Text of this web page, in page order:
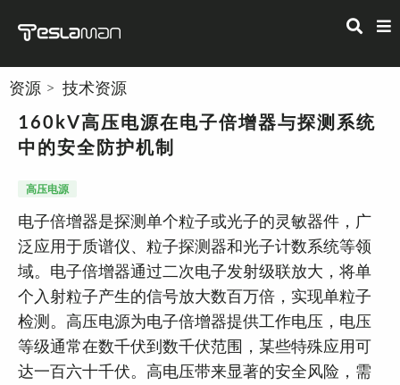
资源 技术资源
160kV高压电源在电子倍增器与探测系统
中的安全防护机制
高压电源
电子倍增器是探测单个粒子或光子的灵敏器件，广
泛应用于质谱仪、粒子探测器和光子计数系统等领
域。电子倍增器通过二次电子发射级联放大，将单
个入射粒子产生的信号放大数百万倍，实现单粒子
检测。高压电源为电子倍增器提供工作电压，电压
等级通常在数千伏到数千伏范围，某些特殊应用可
达一百六十千伏。高电压带来显著的安全风险，需